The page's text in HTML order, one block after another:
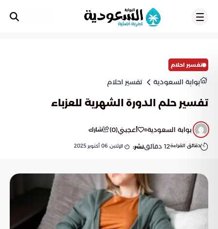
تفسير احلام
بوابة السعودية تفسير احلام
تفسير حلم الدورة الشهرية للعزباء
بوابة السعودية أعجبني(
0
) شارك
دقائق القراءة12 دقائقنشر: الإثنين, 06 أكتوبر 2025